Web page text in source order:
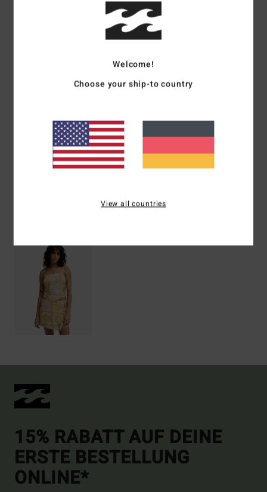
Frauen Grün Träger-Top
Farbcodesli
Viskose-Stoff
Zusammensetzung[Hauptstoff] 100 % Viskose
Versand & Rückversand
15% RABATT AUF DEINE
ERSTE BESTELLUNG
ONLINE*
Welcome!
Choose your ship-to country
View all countries